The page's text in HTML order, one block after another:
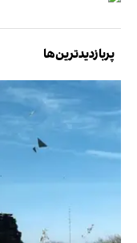
پربازدیدترین‌ها